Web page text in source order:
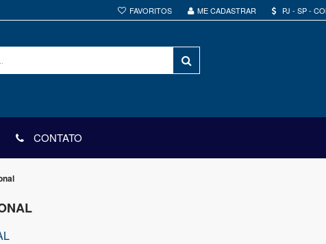
FAVORITOS ME CADASTRAR PJ - SP -
CONTATO